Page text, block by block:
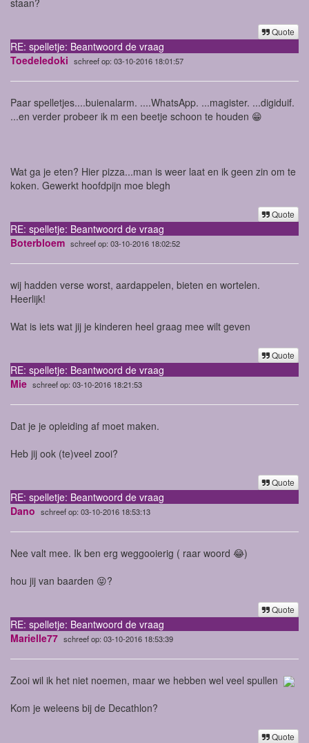
Quote
RE: spelletje: Beantwoord de vraag
Toedeledoki schreef op: 03-10-2016 18:01:57
Paar spelletjes....buienalarm. ....WhatsApp. ...magister. ...digiduif.
...en verder probeer ik m een beetje schoon te houden 😁
Wat ga je eten? Hier pizza...man is weer laat en ik geen zin om te
koken. Gewerkt hoofdpijn moe blegh
Quote
RE: spelletje: Beantwoord de vraag
Boterbloem schreef op: 03-10-2016 18:02:52
wij hadden verse worst, aardappelen, bieten en wortelen.
Heerlijk!
Wat is iets wat jij je kinderen heel graag mee wilt geven
Quote
RE: spelletje: Beantwoord de vraag
Mie schreef op: 03-10-2016 18:21:53
Dat je je opleiding af moet maken.
Heb jij ook (te)veel zooi?
Quote
RE: spelletje: Beantwoord de vraag
Dano schreef op: 03-10-2016 18:53:13
Nee valt mee. Ik ben erg weggooierig ( raar woord 😂)
hou jij van baarden 😝?
Quote
RE: spelletje: Beantwoord de vraag
Marielle77 schreef op: 03-10-2016 18:53:39
Zooi wil ik het niet noemen, maar we hebben wel veel spullen
Kom je weleens bij de Decathlon?
Quote